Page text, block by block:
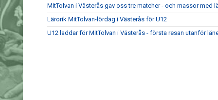
MitTolvan i Västerås gav oss tre matcher - och massor med
Lärorik MitTolvan-lördag i Västerås för U12
U12 laddar för MitTolvan i Västerås - första resan utanför